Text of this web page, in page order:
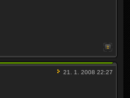
21. 1. 2008 22:27